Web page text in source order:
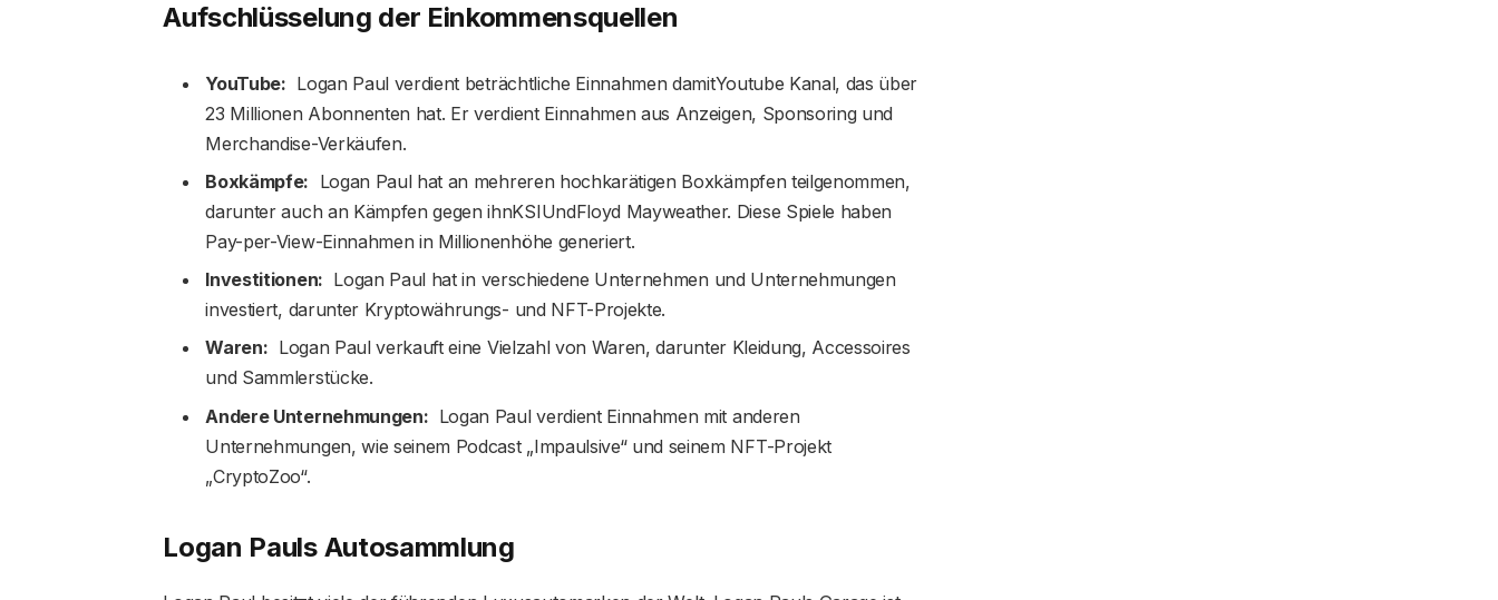
Aufschlüsselung der Einkommensquellen
YouTube: Logan Paul verdient beträchtliche Einnahmen damitYoutube Kanal, das über
23 Millionen Abonnenten hat. Er verdient Einnahmen aus Anzeigen, Sponsoring und
Merchandise-Verkäufen.
Boxkämpfe: Logan Paul hat an mehreren hochkarätigen Boxkämpfen teilgenommen,
darunter auch an Kämpfen gegen ihnKSIUndFloyd Mayweather. Diese Spiele haben
Pay-per-View-Einnahmen in Millionenhöhe generiert.
Investitionen: Logan Paul hat in verschiedene Unternehmen und Unternehmungen
investiert, darunter Kryptowährungs- und NFT-Projekte.
Waren: Logan Paul verkauft eine Vielzahl von Waren, darunter Kleidung, Accessoires
und Sammlerstücke.
Andere Unternehmungen: Logan Paul verdient Einnahmen mit anderen
Unternehmungen, wie seinem Podcast „Impaulsive“ und seinem NFT-Projekt
„CryptoZoo“.
Logan Pauls Autosammlung